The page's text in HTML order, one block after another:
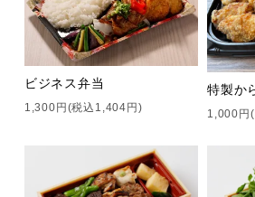
ビジネス弁当
1,300円(税込1,404円)
特製か
1,000円